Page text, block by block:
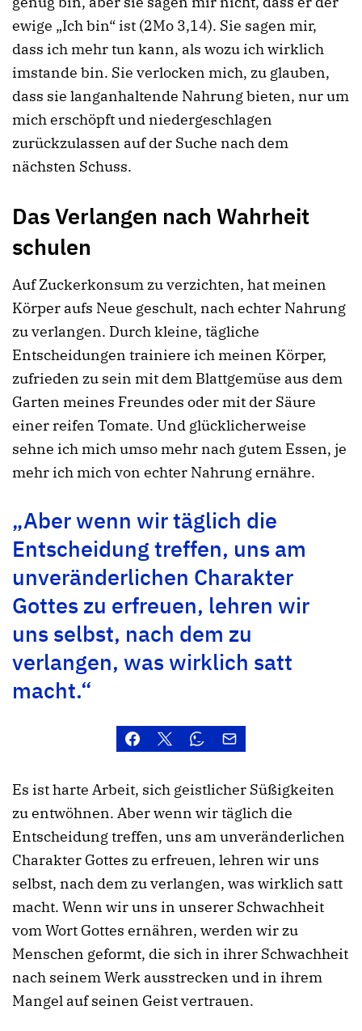
ewige „Ich bin“ ist (2Mo 3,14). Sie sagen mir,
dass ich mehr tun kann, als wozu ich wirklich
imstande bin. Sie verlocken mich, zu glauben,
dass sie langanhaltende Nahrung bieten, nur um
mich erschöpft und niedergeschlagen
zurückzulassen auf der Suche nach dem
nächsten Schuss.
Das Verlangen nach Wahrheit
schulen
Auf Zuckerkonsum zu verzichten, hat meinen
Körper aufs Neue geschult, nach echter Nahrung
zu verlangen. Durch kleine, tägliche
Entscheidungen trainiere ich meinen Körper,
zufrieden zu sein mit dem Blattgemüse aus dem
Garten meines Freundes oder mit der Säure
einer reifen Tomate. Und glücklicherweise
sehne ich mich umso mehr nach gutem Essen, je
mehr ich mich von echter Nahrung ernähre.
„Aber wenn wir täglich die
Entscheidung treffen, uns am
unveränderlichen Charakter
Gottes zu erfreuen, lehren wir
uns selbst, nach dem zu
verlangen, was wirklich satt
macht.“
Es ist harte Arbeit, sich geistlicher Süßigkeiten
zu entwöhnen. Aber wenn wir täglich die
Entscheidung treffen, uns am unveränderlichen
Charakter Gottes zu erfreuen, lehren wir uns
selbst, nach dem zu verlangen, was wirklich satt
macht. Wenn wir uns in unserer Schwachheit
vom Wort Gottes ernähren, werden wir zu
Menschen geformt, die sich in ihrer Schwachheit
nach seinem Werk ausstrecken und in ihrem
Mangel auf seinen Geist vertrauen.